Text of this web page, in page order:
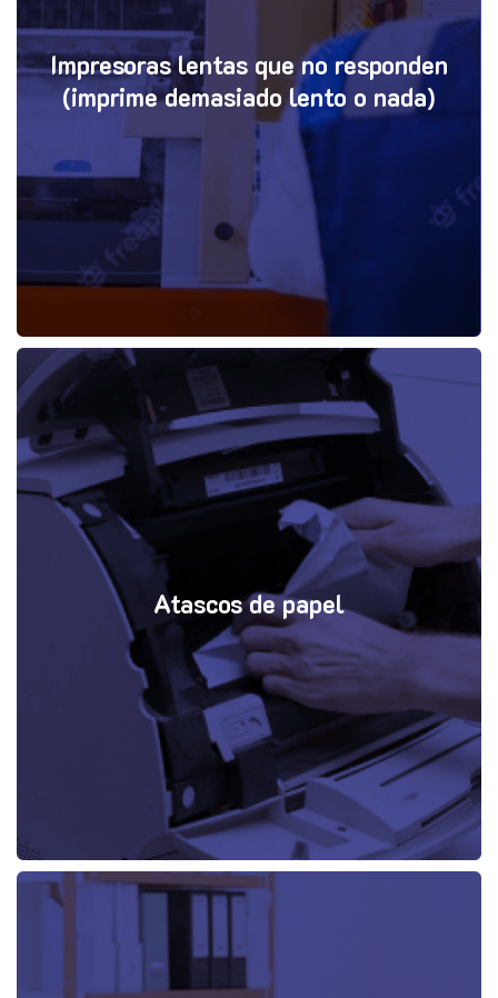
Impresoras lentas que no responden
(imprime demasiado lento o nada)
Atascos de papel